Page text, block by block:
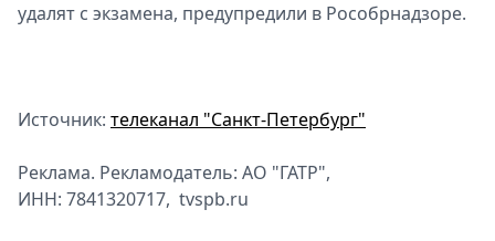
удалят с экзамена, предупредили в Рособрнадзоре.
Источник: телеканал "Санкт-Петербург"
Реклама. Рекламодатель: АО "ГАТР",
ИНН: 7841320717, tvspb.ru